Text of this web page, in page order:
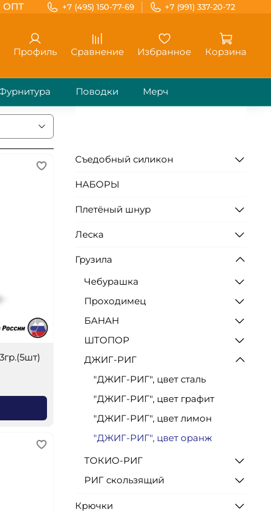
ОПТ +7 (495) 150-77-69 +7 (991) 337-20-72
Профиль Сравнение Избранное Корзина
Поводки Мерч
Съедобный силикон
НАБОРЫ
Плетёный шнур
Леска
Грузила
Чебурашка
Проходимец
БАНАН
ШТОПОР
ДЖИГ-РИГ
"ДЖИГ-РИГ", цвет сталь
"ДЖИГ-РИГ", цвет графит
"ДЖИГ-РИГ", цвет лимон
"ДЖИГ-РИГ", цвет оранж
ТОКИО-РИГ
РИГ скользящий
Крючки